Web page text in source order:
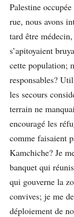
Palestine
rue, nous avons
tard être
s’apitoyaient
cette population;
responsables?
les secours
terrain ne
encouragé les
comme faisaient
Kamchiche? Je
banquet qui
qui gouverne la
convives; je me
déploiement de